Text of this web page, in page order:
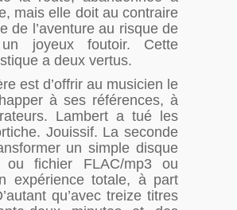
mais elle doit au contraire
de l’aventure au risque de
joyeux foutoir. Cette
a deux vertus.
est d’offrir au musicien le
à ses références, à
Lambert a tué les
Jouissif. La seconde
un simple disque
ou fichier FLAC/mp3 ou
expérience totale, à part
qu’avec treize titres